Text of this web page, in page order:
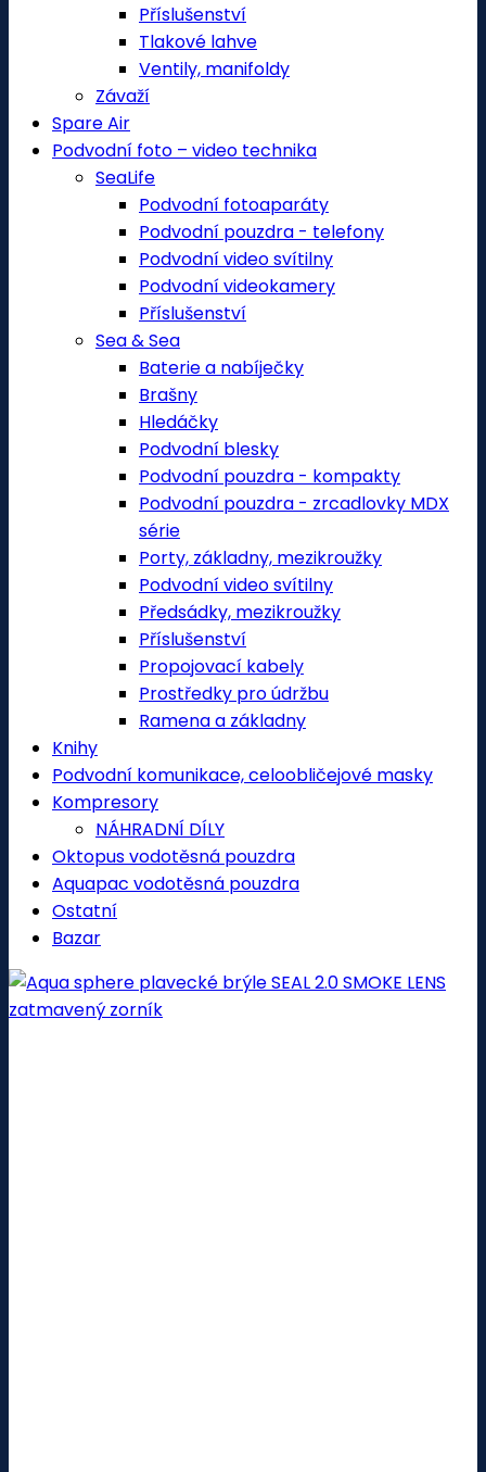
Příslušenství
Tlakové lahve
Ventily, manifoldy
Závaží
Spare Air
Podvodní foto – video technika
SeaLife
Podvodní fotoaparáty
Podvodní pouzdra - telefony
Podvodní video svítilny
Podvodní videokamery
Příslušenství
Sea & Sea
Baterie a nabíječky
Brašny
Hledáčky
Podvodní blesky
Podvodní pouzdra - kompakty
Podvodní pouzdra - zrcadlovky MDX
série
Porty, základny, mezikroužky
Podvodní video svítilny
Předsádky, mezikroužky
Příslušenství
Propojovací kabely
Prostředky pro údržbu
Ramena a základny
Knihy
Podvodní komunikace, celoobličejové masky
Kompresory
NÁHRADNÍ DÍLY
Oktopus vodotěsná pouzdra
Aquapac vodotěsná pouzdra
Ostatní
Bazar